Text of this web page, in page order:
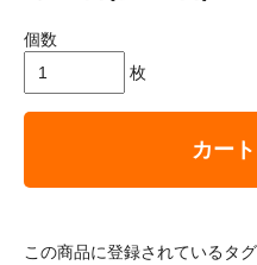
個数
枚
カー
この商品に登録されているタグ